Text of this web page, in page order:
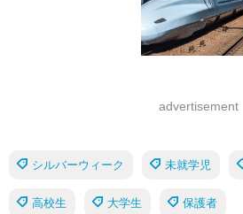
advertisement
シルバーウィーク 未就学児
高校生 大学生 保護者